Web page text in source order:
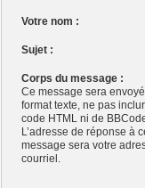
Votre nom :
Sujet :
Corps du message :
Ce message sera
format texte, ne pas
code HTML ni de
L’adresse de réponse à
message sera votre
courriel.